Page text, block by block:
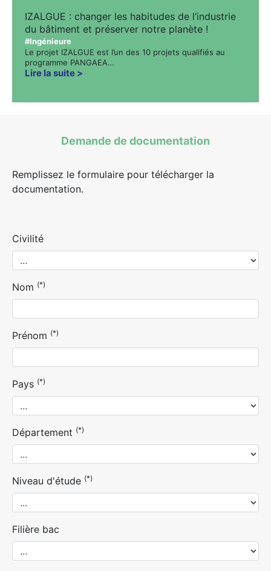
IZALGUE : changer les habitudes de l’industrie
du bâtiment et préserver notre planète !
#Ingénieure
Le projet IZALGUE est l’un des 10 projets qualifiés au
programme PANGAEA…
Lire la suite
Demande de documentation
Remplissez le formulaire pour télécharger la
documentation.
Civilité
Nom (*)
Prénom (*)
Pays (*)
Département (*)
Niveau d'étude (*)
Filière bac